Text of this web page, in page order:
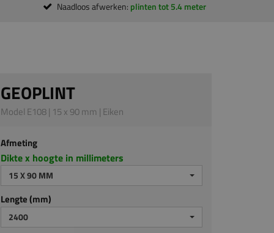
Naadloos afwerken: plinten tot 5.4 meter
GEOPLINT
Model E108 | 15 x 90 mm | Eiken
Afmeting
Dikte x hoogte in millimeters
15 X 90 MM
Lengte (mm)
2400